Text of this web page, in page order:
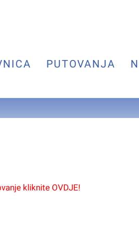
PUTOVANJA
kliknite OVDJE!